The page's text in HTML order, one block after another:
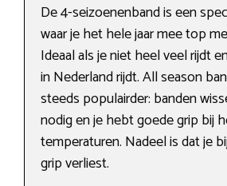
De 4-seizoenenband is een
waar je het hele jaar mee top
Ideaal als je niet heel veel rijdt
in Nederland rijdt. All season
steeds populairder: banden
nodig en je hebt goede grip bij
temperaturen. Nadeel is dat je
grip verliest.